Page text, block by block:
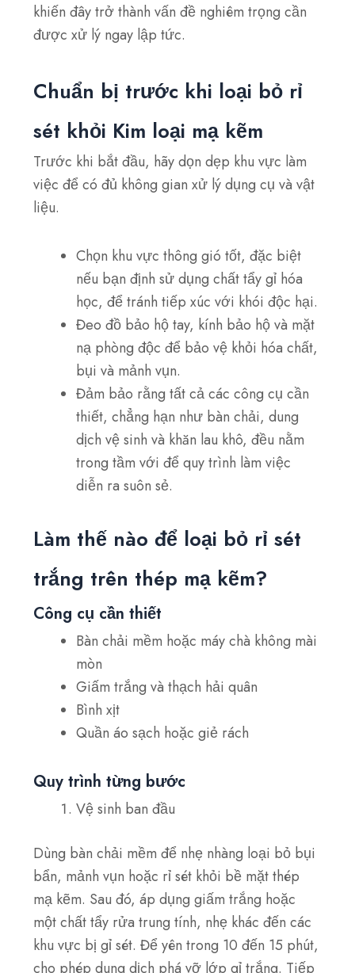
khiến đây trở thành vấn đề nghiêm trọng cần
được xử lý ngay lập tức.
Chuẩn bị trước khi loại bỏ rỉ
sét khỏi Kim loại mạ kẽm
Trước khi bắt đầu, hãy dọn dẹp khu vực làm
việc để có đủ không gian xử lý dụng cụ và vật
liệu.
Chọn khu vực thông gió tốt, đặc biệt
nếu bạn định sử dụng chất tẩy gỉ hóa
học, để tránh tiếp xúc với khói độc hại.
Đeo đồ bảo hộ tay, kính bảo hộ và mặt
nạ phòng độc để bảo vệ khỏi hóa chất,
bụi và mảnh vụn.
Đảm bảo rằng tất cả các công cụ cần
thiết, chẳng hạn như bàn chải, dung
dịch vệ sinh và khăn lau khô, đều nằm
trong tầm với để quy trình làm việc
diễn ra suôn sẻ.
Làm thế nào để loại bỏ rỉ sét
trắng trên thép mạ kẽm?
Công cụ cần thiết
Bàn chải mềm hoặc máy chà không mài
mòn
Giấm trắng và thạch hải quân
Bình xịt
Quần áo sạch hoặc giẻ rách
Quy trình từng bước
Vệ sinh ban đầu
Dùng bàn chải mềm để nhẹ nhàng loại bỏ bụi
bẩn, mảnh vụn hoặc rỉ sét khỏi bề mặt thép
mạ kẽm. Sau đó, áp dụnggiấm trắng hoặc
một chất tẩy rửa trung tính, nhẹ khác đến các
khu vực bị gỉ sét. Để yên trong 10 đến 15 phút,
cho phép dung dịch phá vỡ lớp gỉ trắng. Tiếp